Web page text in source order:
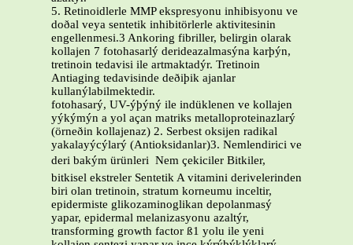
5. Retinoidlerle MMP ekspresyonu inhibisyonu ve
doðal veya sentetik inhibitörlerle aktivitesinin
engellenmesi.3 Ankoring fibriller, belirgin olarak
kollajen 7 fotohasarlý derideazalmasýna karþýn,
tretinoin tedavisi ile artmaktadýr. Tretinoin
Antiaging tedavisinde deðiþik ajanlar
kullanýlabilmektedir.
fotohasarý, UV-ýþýný ile indüklenen ve kollajen
yýkýmýn a yol açan matriks metalloproteinazlarý
(örneðin kollajenaz) 2. Serbest oksijen radikal
yakalayýcýlarý (Antioksidanlar)3. Nemlendirici ve
deri bakým ürünleri  Nem çekiciler Bitkiler,
bitkisel ekstreler Sentetik A vitamini derivelerinden
biri olan tretinoin, stratum korneumu inceltir,
epidermiste glikozaminoglikan depolanmasý
yapar, epidermal melanizasyonu azaltýr,
transforming growth factor ß1 yolu ile yeni